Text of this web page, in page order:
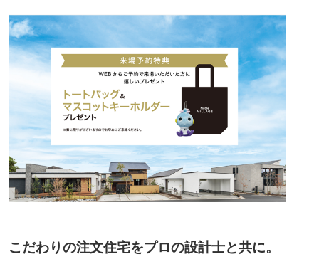
こだわりの注文住宅をプロの設計士と共に。